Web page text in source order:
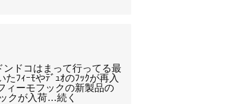
ドコはまって行ってる最
ﾌｨｰﾓやﾃﾞｭｵのﾌｯｸが再入
ィーモフックの新製品の
クが入荷…続く